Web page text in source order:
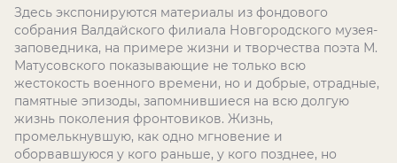
Здесь экспонируются материалы из фондового
собрания Валдайского филиала Новгородского музея-
заповедника, на примере жизни и творчества поэта М.
Матусовского показывающие не только всю
жестокость военного времени, но и добрые, отрадные,
памятные эпизоды, запомнившиеся на всю долгую
жизнь поколения фронтовиков. Жизнь,
промелькнувшую, как одно мгновение и
оборвавшуюся у кого раньше, у кого позднее, но